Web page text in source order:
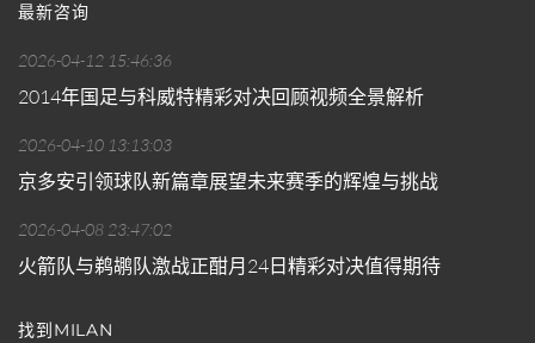
最新咨询
2026-04-12 15:46:36
2014年国足与科威特精彩对决回顾视频全景解析
2026-04-10 13:13:03
京多安引领球队新篇章展望未来赛季的辉煌与挑战
2026-04-08 23:47:02
火箭队与鹈鹕队激战正酣月24日精彩对决值得期待
找到MILAN